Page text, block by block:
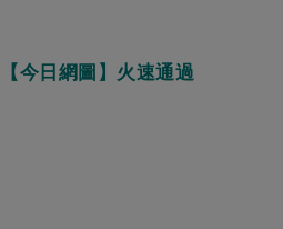
【今日網圖】火速通過